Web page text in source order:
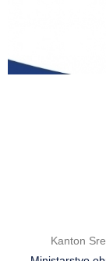
razred
Bosna u
Kanton